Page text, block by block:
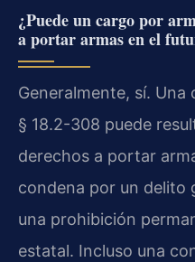
¿Puede un cargo por
a portar armas en el
Generalmente, sí. Una
§ 18.2-308 puede
derechos a portar
condena por un delito
una prohibición
estatal. Incluso una